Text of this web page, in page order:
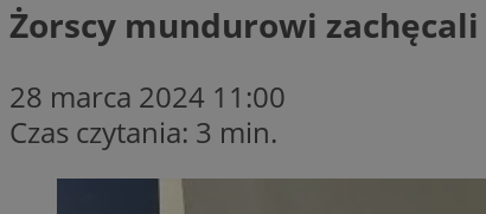
Żorscy mundurowi
28 marca 2024 11:00
Czas czytania: 3 min.